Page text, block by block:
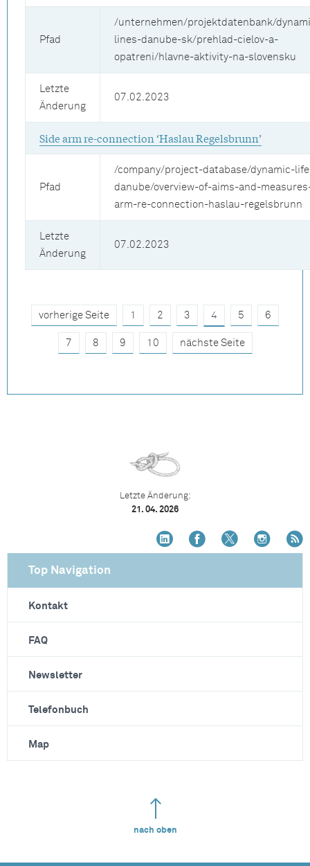
Pfad
/unternehmen/projektdatenbank/
lines-danube-sk/prehlad-cielov-a-
opatreni/hlavne-aktivity-na-slovensku
Letzte
Änderung
07.02.2023
Side arm re-connection ‘Haslau Regelsbrunn’
Pfad
/company/project-database/dynamic-
danube/overview-of-aims-and-
arm-re-connection-haslau-regelsbrunn
Letzte
Änderung
07.02.2023
vorherige Seite 1 2 3 4 5 6
7 8 9 10 nächste Seite
Letzte Änderung:
21. 04. 2026
Top Navigation
Kontakt
FAQ
Newsletter
Telefonbuch
Map
nach oben